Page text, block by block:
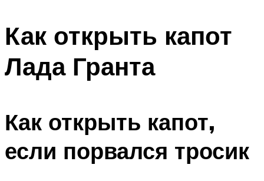
Как открыть капот
Лада Гранта
Как открыть капот,
если порвался тросик